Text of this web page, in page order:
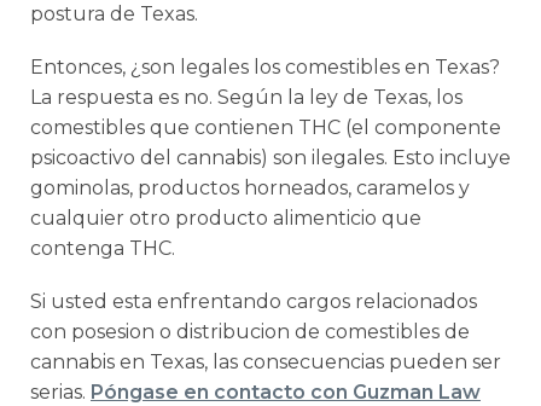
postura de Texas.
Entonces, ¿son legales los comestibles en Texas?
La respuesta es no. Según la ley de Texas, los
comestibles que contienen THC (el componente
psicoactivo del cannabis) son ilegales. Esto incluye
gominolas, productos horneados, caramelos y
cualquier otro producto alimenticio que
contenga THC.
Si usted esta enfrentando cargos relacionados
con posesion o distribucion de comestibles de
cannabis en Texas, las consecuencias pueden ser
serias. Póngase en contacto con Guzman Law